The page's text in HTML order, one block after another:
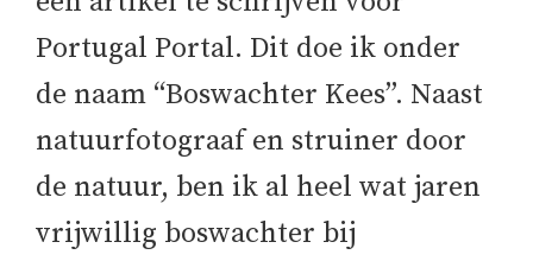
Portugal Portal. Dit doe ik onder
de naam “Boswachter Kees”. Naast
natuurfotograaf en struiner door
de natuur, ben ik al heel wat jaren
vrijwillig boswachter bij